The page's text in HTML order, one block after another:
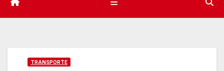
TRANSPORTE